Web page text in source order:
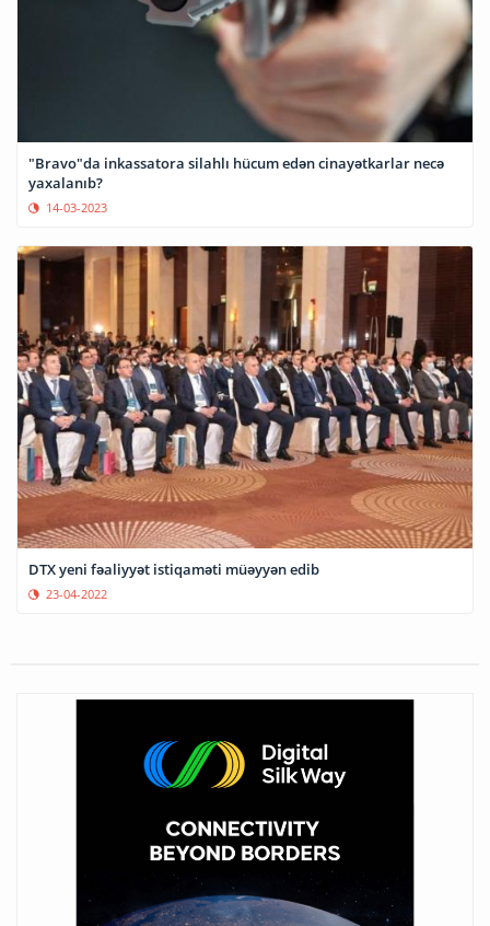
"Bravo"da inkassatora silahlı hücum edən cinayətkarlar necə
yaxalanıb?
14-03-2023
DTX yeni fəaliyyət istiqaməti müəyyən edib
23-04-2022